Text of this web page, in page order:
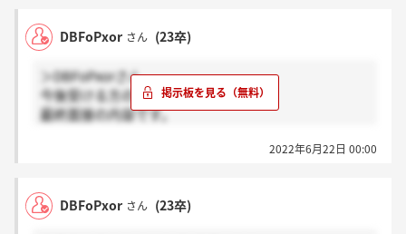
くとも大丈夫そうでした。
DBFoPxor さん (23卒)
＞DBFoPxorさん
今後受ける方の参考になれば。
最終面接の内容です。
強み
全国勤務問題ないか
2022年6月22日 00:00
DBFoPxor さん (23卒)